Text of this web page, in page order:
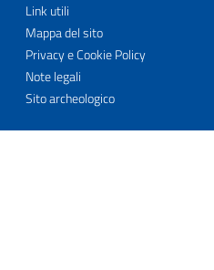
Link utili
Mappa del sito
Privacy e Cookie Policy
Note legali
Sito archeologico